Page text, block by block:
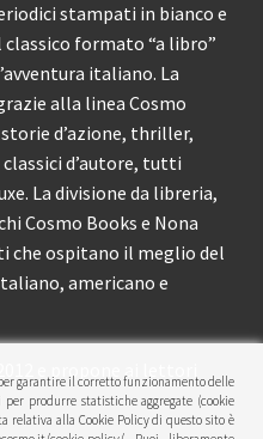
stampati in bianco e
formato “a libro”
italiano. La
alla linea Cosmo
d’azione, thriller,
d’autore, tutti
La divisione da libreria,
Cosmo Books e Nona
che ospitano il meglio del
americano e
e propone ai lettori
garantire il corretto funzionamento delle
produrre statistiche aggregate (cookie
relativa alla Cookie Policy di questo sito è